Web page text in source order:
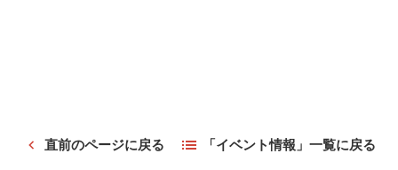
直前のページに戻る 「イベント情報」一覧に戻る